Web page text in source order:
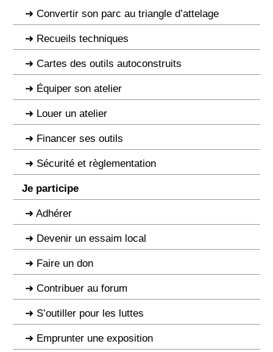
Convertir son parc au triangle d’attelage
Recueils techniques
Cartes des outils autoconstruits
Équiper son atelier
Louer un atelier
Financer ses outils
Sécurité et règlementation
Je participe
Adhérer
Devenir un essaim local
Faire un don
Contribuer au forum
S’outiller pour les luttes
Emprunter une exposition